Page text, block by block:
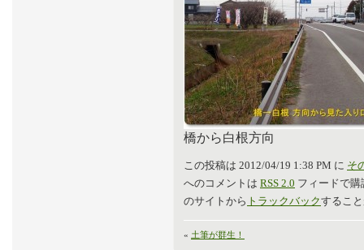
橋から白根方向
この投稿は 2012/04/19 1:38 PM に そ
へのコメントは RSS 2.0 フィードで
のサイトから トラックバックするこ
« 土筆が群生！